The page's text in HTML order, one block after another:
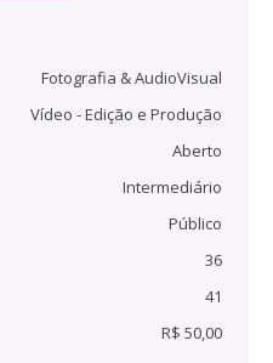
Fotografia & AudioVisual
Vídeo - Edição e Produção
Aberto
Intermediário
Público
36
41
R$ 50,00